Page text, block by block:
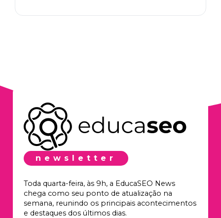
newsletter
Toda quarta-feira, às 9h, a EducaSEO News
chega como seu ponto de atualização na
semana, reunindo os principais acontecimentos
e destaques dos últimos dias.